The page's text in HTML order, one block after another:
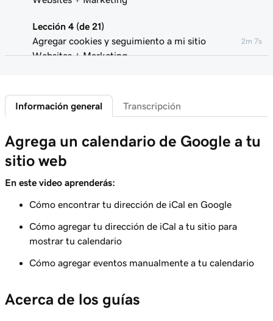
Lección 4 (de 21)
Agregar cookies y seguimiento a mi sitio
Websites + Marketing
2m 7s
Agregar una política de privacidad
Agregar un favicon a mi sitio Websites +
Marketing
1m 4s
Lección 7 (de 21)
Lección 8 (de 21)
Agregar un blog a tu sitio web
Lección 9 (de 21)
2m 25s
Lección 10 (de 21)
Información general Transcripción
Agrega un calendario de Google a tu
sitio web
En este video aprenderás:
Cómo encontrar tu dirección de iCal en Google
Cómo agregar tu dirección de iCal a tu sitio para
mostrar tu calendario
Cómo agregar eventos manualmente a tu calendario
Acerca de los guías